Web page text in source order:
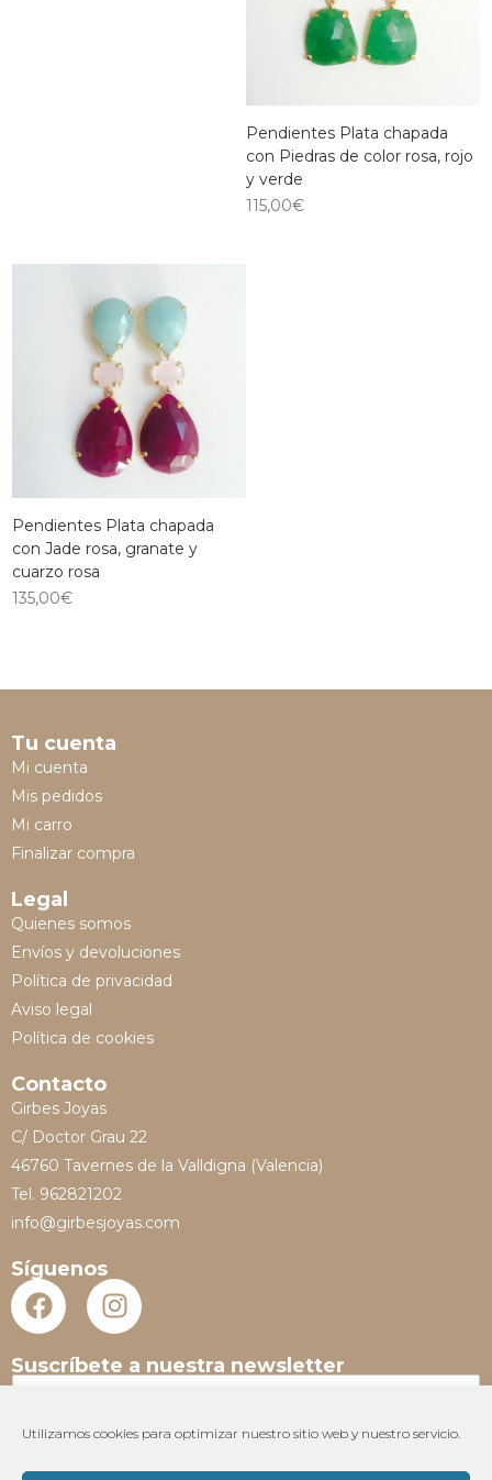
Utilizamos cookies para optimizar nuestro sitio web y nuestro servicio.
Pendientes Plata chapada
con Piedras de color rosa, rojo
y verde
115,00€
Pendientes Plata chapada
con Jade rosa, granate y
cuarzo rosa
135,00€
Tu cuenta
Mi cuenta
Mis pedidos
Mi carro
Finalizar compra
Legal
Quienes somos
Envíos y devoluciones
Política de privacidad
Aviso legal
Política de cookies
Contacto
Girbes Joyas
C/ Doctor Grau 22
46760 Tavernes de la Valldigna (Valencia)
Tel. 962821202
info@girbesjoyas.com
Síguenos
Suscríbete a nuestra newsletter
N
m
m